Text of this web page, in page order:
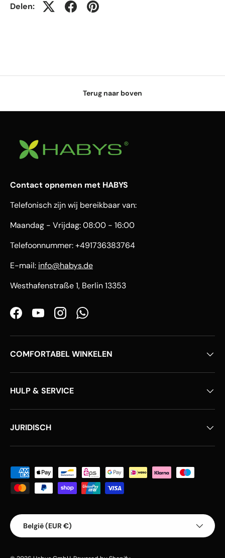
Delen:
Terug naar boven
Contact opnemen met HABYS
Telefonisch zijn wij bereikbaar van:
Maandag - Vrijdag: 08:00 - 16:00
Telefoonnummer: +491736383764
E-mail: info@habys.de
Westhafenstraße 1, Berlin 13353
FacebookYouTubeInstagramWhatsApp
COMFORTABEL WINKELEN
HULP & SERVICE
JURIDISCH
Geaccepteerde betaalmethoden
Land/Regio
België (EUR €)